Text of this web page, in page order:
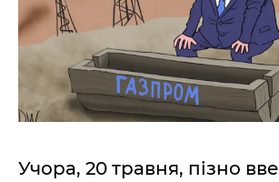
Учора, 20 травня, пізно